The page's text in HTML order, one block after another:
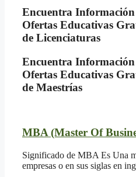
Encuentra Información
Ofertas Educativas
de Licenciaturas
Encuentra Información
Ofertas Educativas
de Maestrías
MBA (Master Of
Significado de MBA Es Una
empresas o en sus siglas en